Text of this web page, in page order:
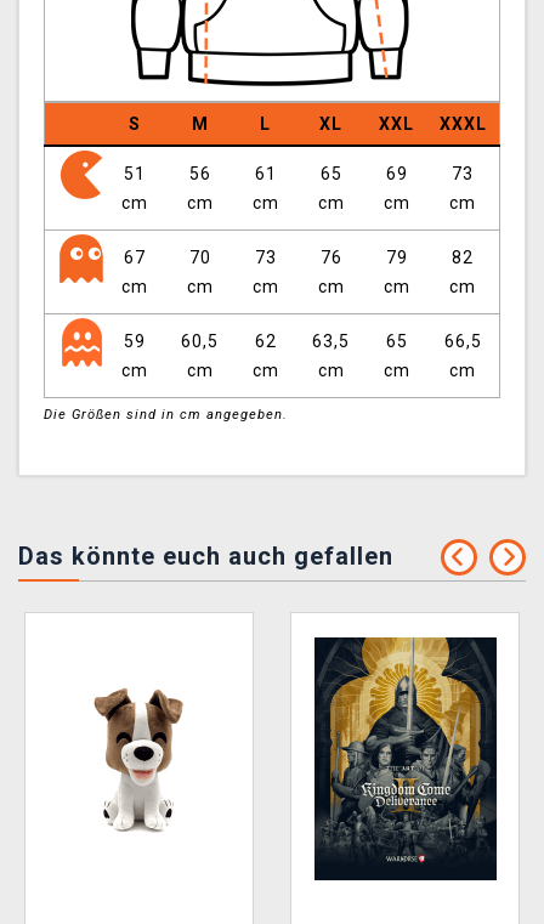
S M L XL XXL XXXL
51
cm
56
cm
61
cm
65
cm
69
cm
73
cm
67
cm
70
cm
73
cm
76
cm
79
cm
82
cm
59
cm
60,5
cm
62
cm
63,5
cm
65
cm
66,5
cm
Die Größen sind in cm angegeben.
Das könnte euch auch gefallen